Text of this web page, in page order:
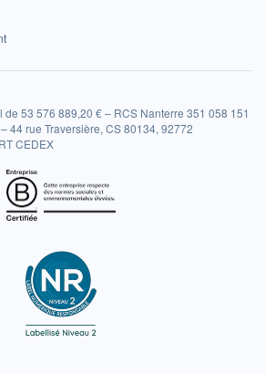
de 53 576 889,20 € – RCS Nanterre 351 058 151
44 rue Traversière, CS 80134, 92772
CEDEX